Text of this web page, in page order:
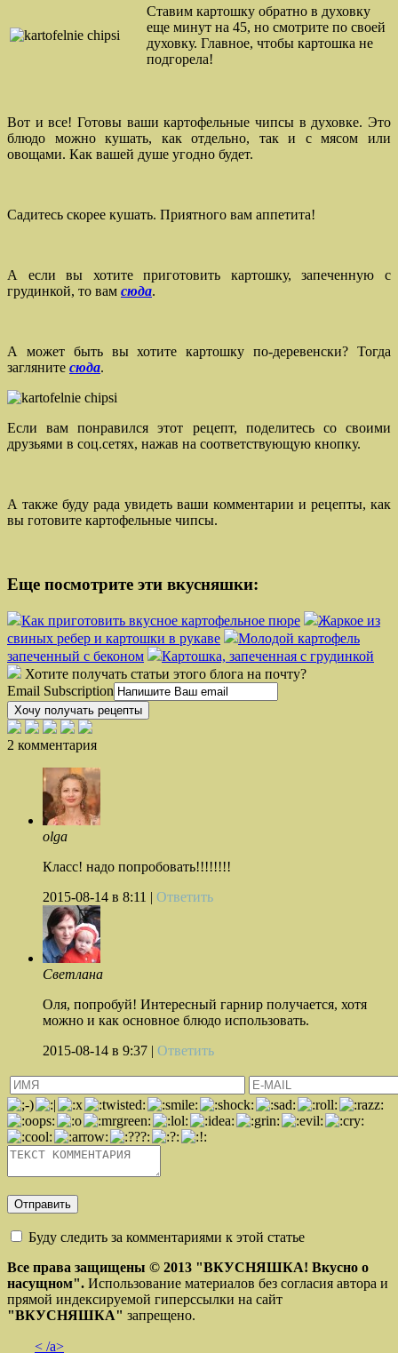
Ставим картошку обратно в духовку
еще минут на 45, но смотрите по своей
духовку. Главное, чтобы картошка не
подгорела!
Вот и все! Готовы ваши картофельные чипсы в духовке. Это
блюдо можно кушать, как отдельно, так и с мясом или
овощами. Как вашей душе угодно будет.
Садитесь скорее кушать. Приятного вам аппетита!
А если вы хотите приготовить картошку, запеченную с
грудинкой, то вам сюда.
А может быть вы хотите картошку по-деревенски? Тогда
загляните сюда.
Если вам понравился этот рецепт, поделитесь со своими
друзьями в соц.сетях, нажав на соответствующую кнопку.
А также буду рада увидеть ваши комментарии и рецепты, как
вы готовите картофельные чипсы.
Еще посмотрите эти вкусняшки:
Как приготовить вкусное картофельное пюре
Жаркое из
свиных ребер и картошки в рукаве
Молодой картофель
запеченный с беконом
Картошка, запеченная с грудинкой
Хотите получать статьи этого блога на почту?
Email Subscription
Хочу получать рецепты
2 комментария
olga
Класс! надо попробовать!!!!!!!!
2015-08-14 в 8:11 | Ответить
Светлана
Оля, попробуй! Интересный гарнир получается, хотя
можно и как основное блюдо использовать.
2015-08-14 в 9:37 | Ответить
Буду следить за комментариями к этой статье
Все права защищены © 2013 "ВКУСНЯШКА! Вкусно о
насущном". Использование материалов без согласия автора и
прямой индексируемой гиперссылки на сайт
"ВКУСНЯШКА" запрещено.
< /a>